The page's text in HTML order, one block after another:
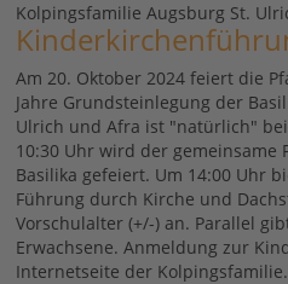
Kolpingsfamilie Augsburg St.
Am 20. Oktober 2024 feiert die
Jahre Grundsteinlegung der
Ulrich und Afra ist "natürlich"
10:30 Uhr wird der gemeinsame
Basilika gefeiert. Um 14:00 Uhr
Führung durch Kirche und
Vorschulalter (+/-) an. Parallel
Erwachsene. Anmeldung zur
Internetseite der Kolpingsfamilie.